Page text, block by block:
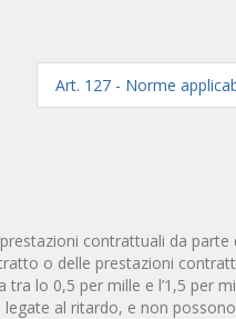
Art. 127 - Norme
contrattuali da parte
o delle prestazioni
lo 0,5 per mille e l’1,5 per
al ritardo, e non